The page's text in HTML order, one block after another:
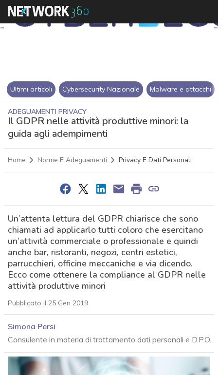
Ultimi articoli Cybersecurity Nazionale Malware e attacchi
ADEGUAMENTI PRIVACY
Il GDPR nelle attività produttive minori: la
guida agli adempimenti
Home Norme E Adeguamenti Privacy E Dati Personali
Un’attenta lettura del GDPR chiarisce che sono
chiamati ad applicarlo tutti coloro che esercitano
un’attività commerciale o professionale e quindi
anche bar, ristoranti, negozi, centri estetici,
parrucchieri, officine meccaniche e via dicendo.
Ecco come ottenere la compliance al GDPR nelle
attività produttive minori
Pubblicato il 25 Gen 2019
Simona Persi
Consulente in materia di trattamento dati personali e D.P.O.